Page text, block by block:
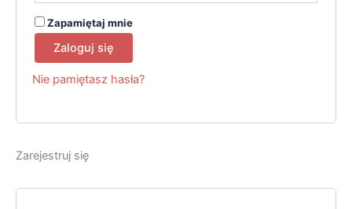
Zapamiętaj mnie
Zaloguj się
Nie pamiętasz hasła?
Zarejestruj się